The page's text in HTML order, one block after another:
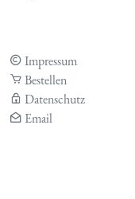
Impressum
Bestellen
Datenschutz
Email